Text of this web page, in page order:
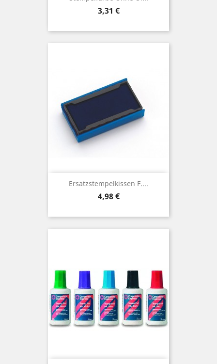
Preis
3,31 €
Ersatzstempelkissen F....
Preis
4,98 €